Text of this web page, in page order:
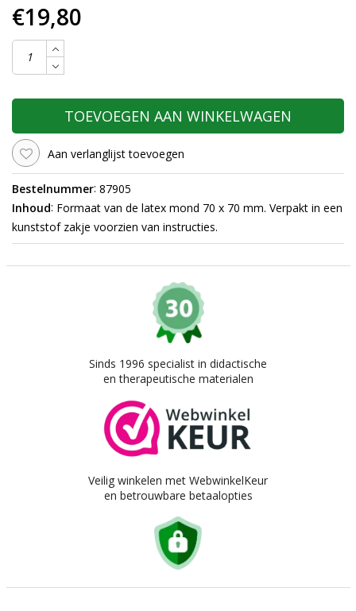
€19,80
TOEVOEGEN AAN WINKELWAGEN
Aan verlanglijst toevoegen
Bestelnummer: 87905
Inhoud: Formaat van de latex mond 70 x 70 mm. Verpakt in een
kunststof zakje voorzien van instructies.
Sinds 1996 specialist in didactische
en therapeutische materialen
Veilig winkelen met WebwinkelKeur
en betrouwbare betaalopties